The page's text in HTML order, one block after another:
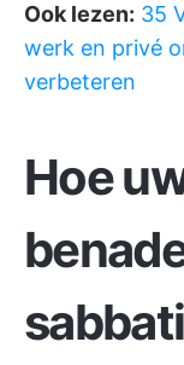
Ook lezen: 35
werk en privé
verbeteren
Hoe